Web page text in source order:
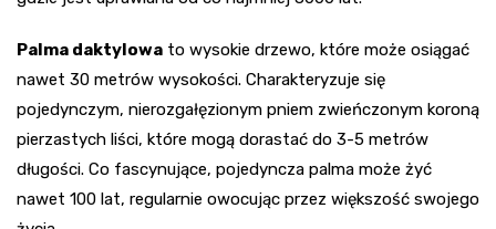
Palma daktylowa to wysokie drzewo, które może osiągać
nawet 30 metrów wysokości. Charakteryzuje się
pojedynczym, nierozgałęzionym pniem zwieńczonym koroną
pierzastych liści, które mogą dorastać do 3-5 metrów
długości. Co fascynujące, pojedyncza palma może żyć
nawet 100 lat, regularnie owocując przez większość swojego